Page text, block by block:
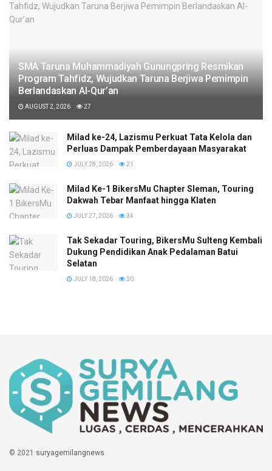
SMA Taruna Muhammadiyah Gunungpring Resmikan
Program Tahfidz, Wujudkan Taruna Berjiwa Pemimpin
Berlandaskan Al-Qur’an
AUGUST 2, 2026 27
Milad ke-24, Lazismu Perkuat Tata Kelola dan
Perluas Dampak Pemberdayaan Masyarakat
JULY 28, 2026 21
Milad Ke-1 BikersMu Chapter Sleman, Touring
Dakwah Tebar Manfaat hingga Klaten
JULY 27, 2026 34
Tak Sekadar Touring, BikersMu Sulteng Kembali
Dukung Pendidikan Anak Pedalaman Batui
Selatan
JULY 18, 2026 30
© 2021 suryagemilangnews